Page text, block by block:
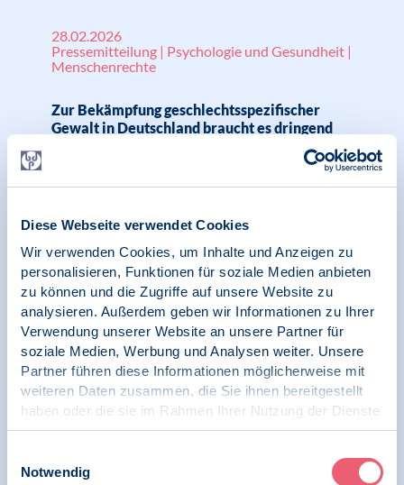
Diese Webseite verwendet Cookies
Wir verwenden Cookies, um Inhalte und Anzeigen zu
personalisieren, Funktionen für soziale Medien anbieten
zu können und die Zugriffe auf unsere Website zu
analysieren. Außerdem geben wir Informationen zu Ihrer
Verwendung unserer Website an unsere Partner für
soziale Medien, Werbung und Analysen weiter. Unsere
Partner führen diese Informationen möglicherweise mit
weiteren Daten zusammen, die Sie ihnen bereitgestellt
haben oder die sie im Rahmen Ihrer Nutzung der Dienste
gesammelt haben.
Notwendig
28.02.2026
Pressemitteilung | Psychologie und Gesundheit |
Menschenrechte
Zur Bekämpfung geschlechtsspezifischer
Gewalt in Deutschland braucht es dringend
Pressemitteilung | Psychologie und Gesundheit
Gleiche Bezahlung jeden Tag – für eine seit
Jahren überfällige genderunabhängige
Entlohnung und Wertschätzung von Arbeit
und Leistung
Gewalt | Menschenrechte